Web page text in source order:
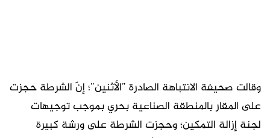
وقالت صحيفة الانتباهة الصادرة ”الأثنين”؛ إنّ الشرطة حجزت
على المقار بالمنطقة الصناعية بحري بموجب توجيهات
لجنة إزالة التمكين؛ وحجزت الشرطة على ورشة كبيرة